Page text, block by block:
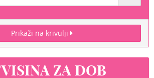
Prikaži na krivulji
ZA DOB